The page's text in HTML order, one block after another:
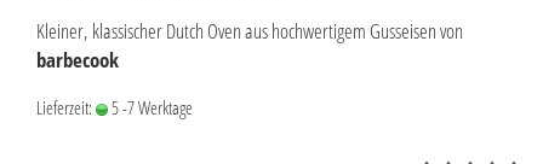
Kleiner, klassischer Dutch Oven aus hochwertigem Gusseisen von
barbecook
Lieferzeit: 5 -7 Werktage